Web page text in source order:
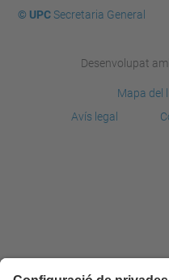
© UPCSecretaria General
Desenvolupat
Mapa del
Avís legal